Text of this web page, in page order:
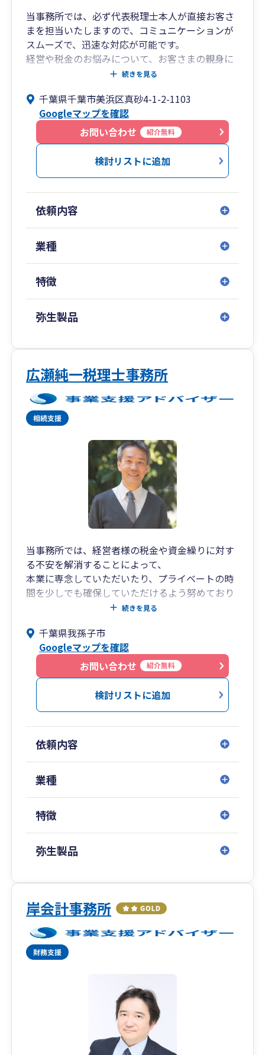
当事務所では、必ず代表税理士本人が直接お客さ
まを担当いたしますので、コミュニケーションが
スムーズで、迅速な対応が可能です。
経営や税金のお悩みについて、お客さまの親身に
なってわかりやすい言葉で丁寧にアドバイスさせ
代表税理士は、国税局や税務署にて長年にわたり
法人の税務調査に携わってきたいわゆる国税OB税
税務調査のことを熟知していますので、いつ来る
か分からない税務調査に対しても事前に万全の対
策をしておくことが可能ですし、税務当局に対す
「会社を設立したが、経理や税務のことがよくわ
からない」「顧問税理士を探しているが、初めて
税理士を変えたいと思っている」という方は、ぜ
ひお気軽にご相談ください。
続きを見る
千葉県千葉市美浜区真砂4-1-2-1103
Googleマップを確認
お問い合わせ
紹介無料
検討リストに追加
依頼内容
業種
特徴
弥生製品
広瀬純一税理士事務所
当事務所では、経営者様の税金や資金繰りに対す
る不安を解消することによって、
本業に専念していただいたり、プライベートの時
間を少しでも確保していただけるよう努めており
る私、広瀬純一が対応いたします。
途中で担当者が変わることはありません。
みなさまの裏方として、お役に立てるよう努めて
まいります。
続きを見る
千葉県我孫子市
Googleマップを確認
お問い合わせ
紹介無料
検討リストに追加
依頼内容
業種
特徴
弥生製品
岸会計事務所